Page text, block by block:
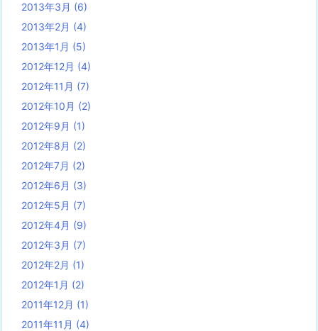
2013年3月 (6)
2013年2月 (4)
2013年1月 (5)
2012年12月 (4)
2012年11月 (7)
2012年10月 (2)
2012年9月 (1)
2012年8月 (2)
2012年7月 (2)
2012年6月 (3)
2012年5月 (7)
2012年4月 (9)
2012年3月 (7)
2012年2月 (1)
2012年1月 (2)
2011年12月 (1)
2011年11月 (4)